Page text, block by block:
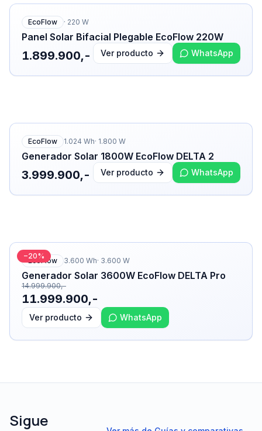
EcoFlow · 220 W
Panel Solar Bifacial Plegable EcoFlow 220W
1.899.900,- Ver producto WhatsApp
EcoFlow 1.024 Wh· 1.800 W
Generador Solar 1800W EcoFlow DELTA 2
3.999.900,- Ver producto WhatsApp
−20%
EcoFlow 3.600 Wh· 3.600 W
Generador Solar 3600W EcoFlow DELTA Pro
14.999.900,-
11.999.900,-
Ver producto WhatsApp
Sigue